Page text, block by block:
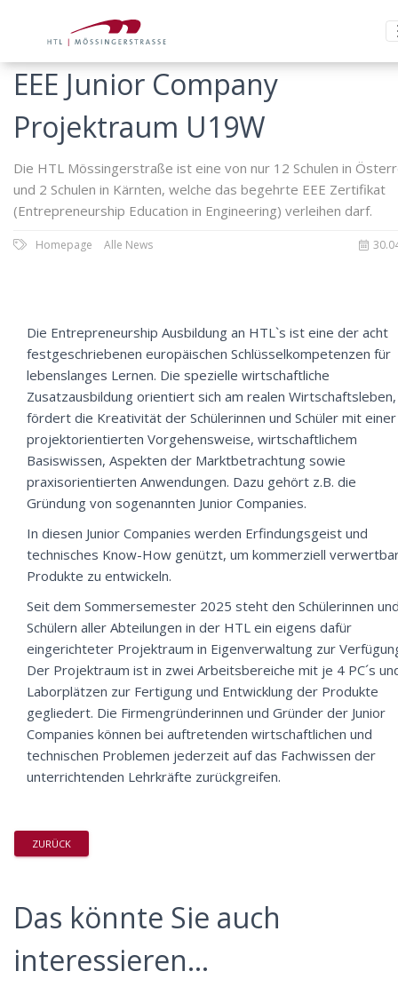
EEE Junior Company
Projektraum U19W
Die HTL Mössingerstraße ist eine von nur 12 Schulen in
und 2 Schulen in Kärnten, welche das begehrte EEE Zertifikat
(Entrepreneurship Education in Engineering) verleihen darf.
Homepage Alle News
Die Entrepreneurship Ausbildung an HTL`s ist eine der acht
festgeschriebenen europäischen Schlüsselkompetenzen für
lebenslanges Lernen. Die spezielle wirtschaftliche
Zusatzausbildung orientiert sich am realen Wirtschaftsleben,
fördert die Kreativität der Schülerinnen und Schüler mit einer
projektorientierten Vorgehensweise, wirtschaftlichem
Basiswissen, Aspekten der Marktbetrachtung sowie
praxisorientierten Anwendungen. Dazu gehört z.B. die
Gründung von sogenannten Junior Companies.
In diesen Junior Companies werden Erfindungsgeist und
technisches Know-How genützt, um kommerziell
Produkte zu entwickeln.
Seit dem Sommersemester 2025 steht den Schülerinnen
Schülern aller Abteilungen in der HTL ein eigens dafür
eingerichteter Projektraum in Eigenverwaltung zur
Der Projektraum ist in zwei Arbeitsbereiche mit je 4 PC´s
Laborplätzen zur Fertigung und Entwicklung der Produkte
gegliedert. Die Firmengründerinnen und Gründer der Junior
Companies können bei auftretenden wirtschaftlichen und
technischen Problemen jederzeit auf das Fachwissen der
unterrichtenden Lehrkräfte zurückgreifen.
ZURÜCK
Das könnte Sie auch
interessieren...